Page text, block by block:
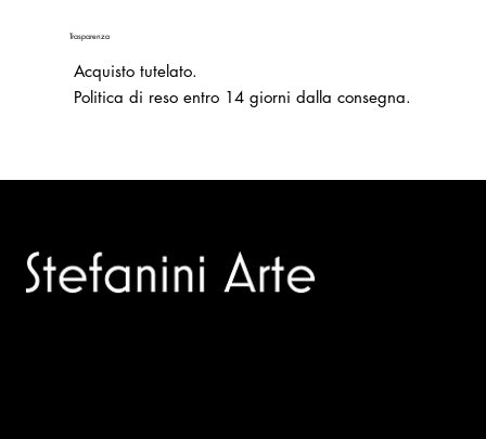
Trasparenza
Acquisto tutelato.
Politica di reso entro 14 giorni dalla consegna.